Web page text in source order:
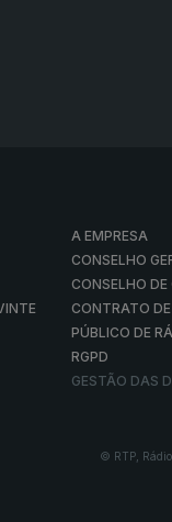
A EMPRESA
CONSELHO
CONSELHO DE
CONTRATO
PÚBLICO DE
RGPD
GESTÃO DAS
© RTP,